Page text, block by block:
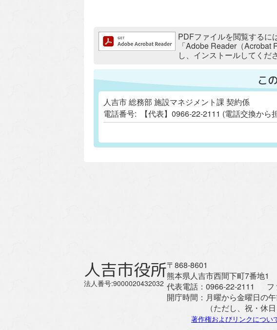
追加情報：PDFファイルPDFファイルを閲覧するに
「Adobe Reader（
し、インストールしてくだ
こ
人吉市 総務部 施設マネジメント課 契約係
電話番号:
【代表】0966-22-2111 (電話交換か
人吉市役所
法人番号:9000020432032
〒868-8601
熊本県人吉市西間下町7番地1
代表電話： 0966-22-2111 フ
開庁時間： 月曜から金曜日の
（ただし、祝・休
著作権およびリンクについ